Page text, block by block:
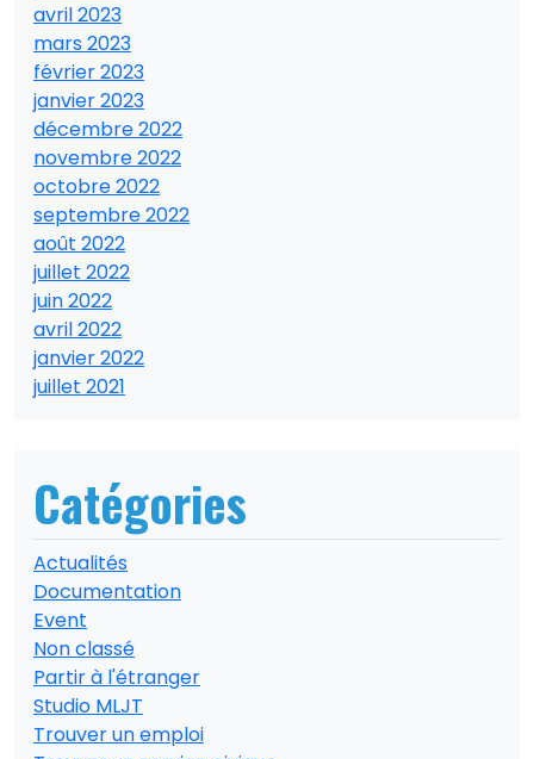
avril 2023
mars 2023
février 2023
janvier 2023
décembre 2022
novembre 2022
octobre 2022
septembre 2022
août 2022
juillet 2022
juin 2022
avril 2022
janvier 2022
juillet 2021
Catégories
Actualités
Documentation
Event
Non classé
Partir à l'étranger
Studio MLJT
Trouver un emploi